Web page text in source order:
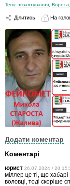
Теги: зґвалтування Ворота
Ділитись На
Додати коментар
Коментарі
юрист 26.07.2024 /
міллер це ті, що
воловці, тоді скоріше